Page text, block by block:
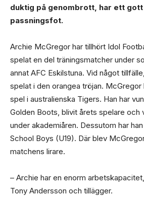
duktig på genombrott, har ett
passningsfot.
Archie McGregor har tillhört Idol
spelat en del träningsmatcher under
annat AFC Eskilstuna. Vid något
spelat i den orangea tröjan.
spel i australienska Tigers. Han har
Golden Boots, blivit årets spelare och
under akademiåren. Dessutom har
School Boys (U19). Där blev
matchens lirare.
– Archie har en enorm
Tony Andersson och tillägger.